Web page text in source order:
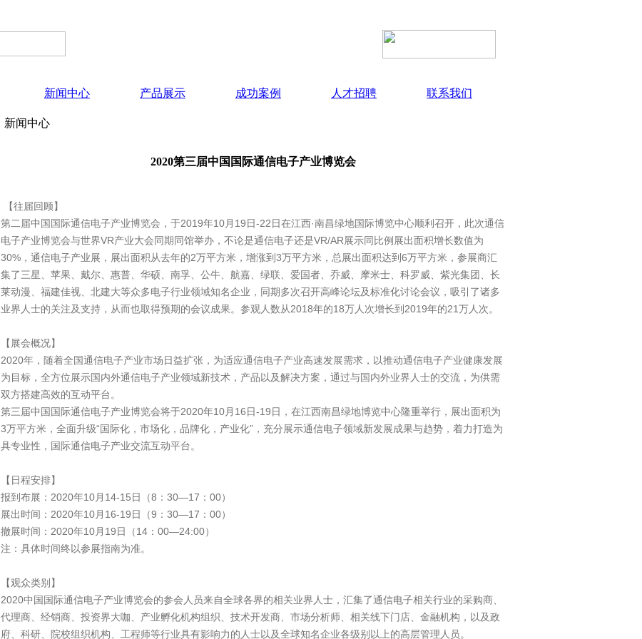
新闻中心 产品展示 成功案例 人才招聘
联系我们
新闻中心
2020第三届中国国际通信电子产业博览会
【往届回顾】
第二届中国国际通信电子产业博览会，于2019年10月19日-22日在江西·南昌绿地国际博览中心顺利召开，此次通信
电子产业博览会与世界VR产业大会同期同馆举办，不论是通信电子还是VR/AR展示同比例展出面积增长数值为
30%，通信电子产业展，展出面积从去年的2万平方米，增涨到3万平方米，总展出面积达到6万平方米，参展商汇
集了三星、苹果、戴尔、惠普、华硕、南孚、公牛、航嘉、绿联、爱国者、乔威、摩米士、科罗威、紫光集团、长
莱动漫、福建佳视、北建大等众多电子行业领域知名企业，同期多次召开高峰论坛及标准化讨论会议，吸引了诸多
业界人士的关注及支持，从而也取得预期的会议成果。参观人数从2018年的18万人次增长到2019年的21万人次。
【展会概况】
2020年，随着全国通信电子产业市场日益扩张，为适应通信电子产业高速发展需求，以推动通信电子产业健康发展
为目标，全方位展示国内外通信电子产业领域新技术，产品以及解决方案，通过与国内外业界人士的交流，为供需
双方搭建高效的互动平台。
第三届中国国际通信电子产业博览会将于2020年10月16日-19日，在江西南昌绿地博览中心隆重举行，展出面积为
3万平方米，全面升级“国际化，市场化，品牌化，产业化”，充分展示通信电子领域新发展成果与趋势，着力打造为
具专业性，国际通信电子产业交流互动平台。
【日程安排】
报到布展：2020年10月14-15日（8：30—17：00）
展出时间：2020年10月16-19日（9：30—17：00）
撤展时间：2020年10月19日（14：00—24:00）
注：具体时间终以参展指南为准。
【观众类别】
2020中国国际通信电子产业博览会的参会人员来自全球各界的相关业界人士，汇集了通信电子相关行业的采购商、
代理商、经销商、投资界大咖、产业孵化机构组织、技术开发商、市场分析师、相关线下门店、金融机构，以及政
府、科研、院校组织机构、工程师等行业具有影响力的人士以及全球知名企业各级别以上的高层管理人员。